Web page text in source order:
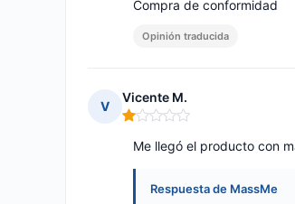
Compra de conformidad
Opinión traducida
V
Vicente M.
Nota: 1 de 5
Me llegó el producto con
Respuesta de MassMe